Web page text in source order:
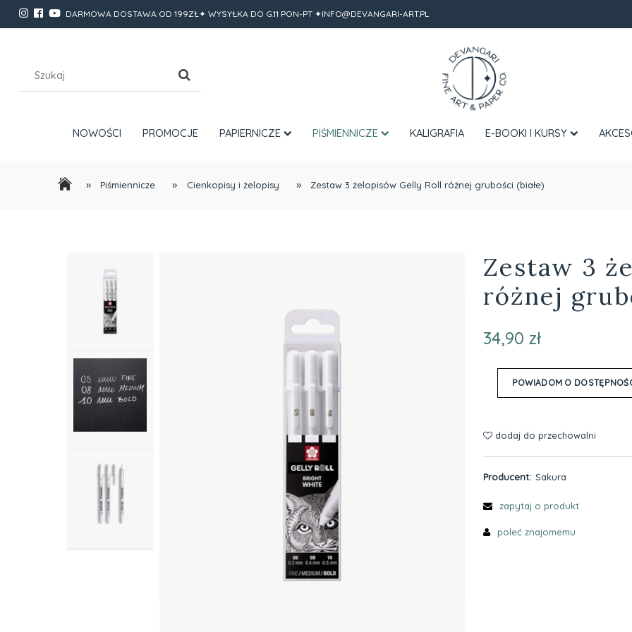
DARMOWA DOSTAWA OD 199ZŁ✦ WYSYŁKA DO G.11 PON-PT ✦INFO@DEVANGARI-ART.PL
NOWOŚCI PROMOCJE PAPIERNICZE PIŚMIENNICZE KALIGRAFIA E-BOOKI I KURSY
» Piśmiennicze » Cienkopisy i żelopisy » Zestaw 3 żelopisów Gelly Roll różnej grubości (białe)
Zestaw 3
różnej
34,90 zł
POWIADOM O
dodaj do przechowalni
Producent: Sakura
zapytaj o produkt
poleć znajomemu